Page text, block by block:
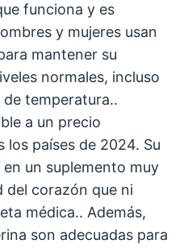
funciona y es
y mujeres usan
mantener su
normales, incluso
temperatura..
a un precio
los países de 2024. Su
un suplemento muy
del corazón que ni
médica.. Además,
son adecuadas para